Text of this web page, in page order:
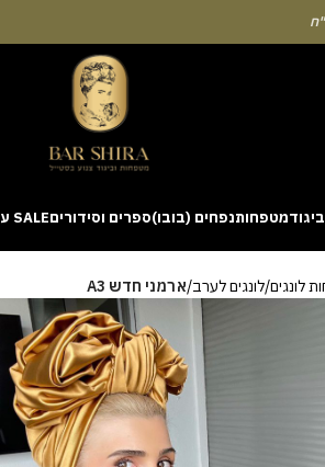
מטפחותנפחים (בובו)ספרים וסידוריםSALE עד 70% הנחה!
A helpful way to begin without risk is to use
the statistical probability of long
provably fair system guarantees genuine
לונגים לונגים לערב ארמני חדש A3